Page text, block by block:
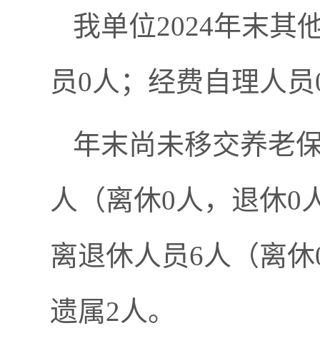
我单位2024年末其
员0人；经费自理人
年末尚未移交养老
人（离休0人，退休0
离退休人员6人（离
遗属2人。